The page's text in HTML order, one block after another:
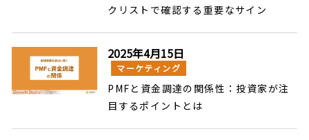
クリストで確認する重要なサイン
2025年4月15日
マーケティング
PMFと資金調達の関係性：投資家が注
目するポイントとは